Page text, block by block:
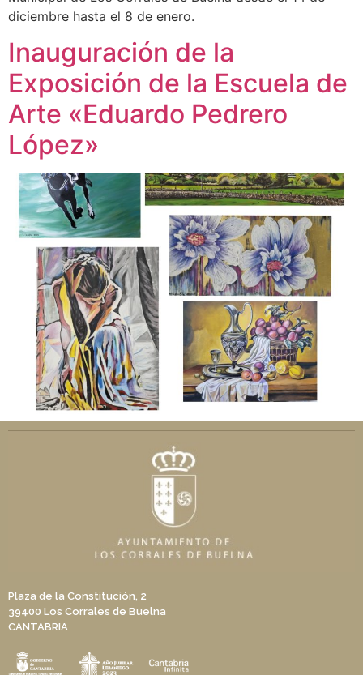
diciembre hasta el 8 de enero.
Inauguración de la
Exposición de la Escuela de
Arte «Eduardo Pedrero
López»
Plaza de la Constitución, 2
39400 Los Corrales de Buelna
CANTABRIA